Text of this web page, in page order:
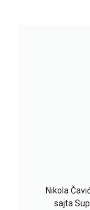
Nikola
sajta